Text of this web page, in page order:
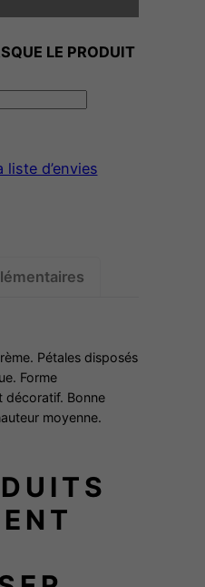
LE PRODUIT
liste d’envies
Pétales disposés
Forme
décoratif. Bonne
moyenne.